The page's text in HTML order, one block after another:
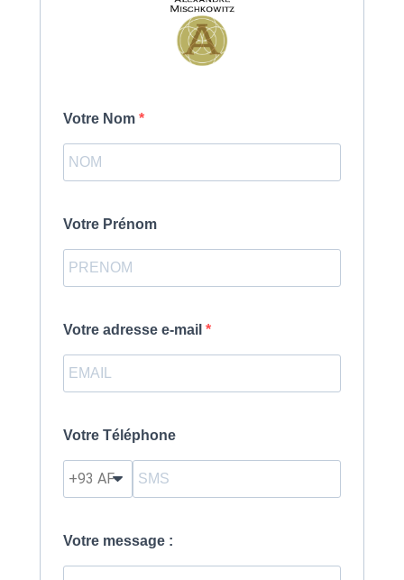
Votre Nom
Votre Prénom
Votre adresse e-mail
Votre Téléphone
Votre message :